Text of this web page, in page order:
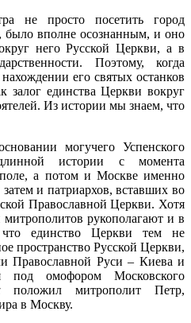
не просто посетить город
было вполне осознанным, и оно
него Русской Церкви, а в
Поэтому, когда
его святых останков
залог единства Церкви вокруг
Из истории мы знаем, что
могучего Успенского
истории с момента
а потом и Москве именно
и патриархов, вставших во
Православной Церкви. Хотя
митрополитов рукополагают и в
единство Церкви тем не
пространство Русской Церкви,
Православной Руси – Киева и
под омофором Московского
положил митрополит Петр,
в Москву.